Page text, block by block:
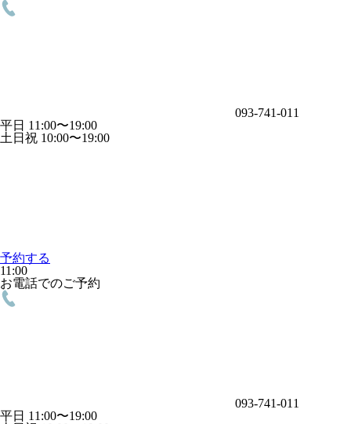
093-741-011
平日 11:00〜19:00
土日祝 10:00〜19:00
予約する
11:00
お電話でのご予約
093-741-011
平日 11:00〜19:00